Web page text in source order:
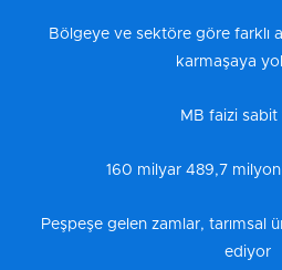
Bölgeye ve sektöre göre farklı
karmaşaya
MB faizi
160 milyar 489,7
Peşpeşe gelen zamlar, tarımsal
ediyor